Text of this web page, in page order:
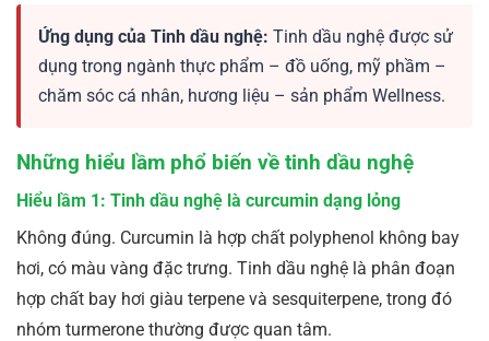
Ứng dụng của Tinh dầu nghệ: Tinh dầu nghệ được sử
dụng trong ngành thực phẩm – đồ uống, mỹ phầm –
chăm sóc cá nhân, hương liệu – sản phẩm Wellness.
Những hiểu lầm phổ biến về tinh dầu nghệ
Hiểu lầm 1: Tinh dầu nghệ là curcumin dạng lỏng
Không đúng. Curcumin là hợp chất polyphenol không bay
hơi, có màu vàng đặc trưng. Tinh dầu nghệ là phân đoạn
hợp chất bay hơi giàu terpene và sesquiterpene, trong đó
nhóm turmerone thường được quan tâm.